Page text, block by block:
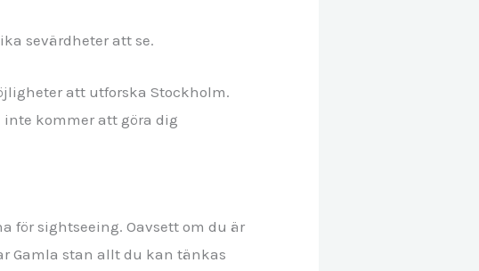
sevärdheter att se.
att utforska Stockholm.
kommer att göra dig
för sightseeing. Oavsett om du är
Gamla stan allt du kan tänkas